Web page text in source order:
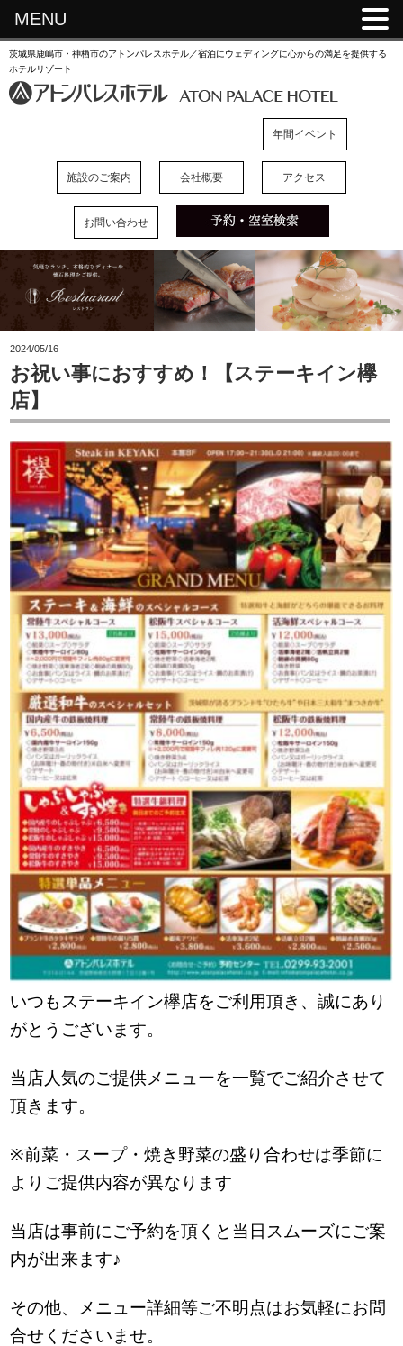
茨城県鹿嶋市・神栖市のアトンパレスホテル／宿泊にウェディングに心からの満足を提供する
ホテルリゾート
年間イベント
施設のご案内 会社概要 アクセス
お問い合わせ
2024/05/16
お祝い事におすすめ！【ステーキイン欅
店】
いつもステーキイン欅店をご利用頂き、誠にあり
がとうございます。
当店人気のご提供メニューを一覧でご紹介させて
頂きます。
※前菜・スープ・焼き野菜の盛り合わせは季節に
よりご提供内容が異なります
当店は事前にご予約を頂くと当日スムーズにご案
内が出来ます♪
その他、メニュー詳細等ご不明点はお気軽にお問
合せくださいませ。
MENU